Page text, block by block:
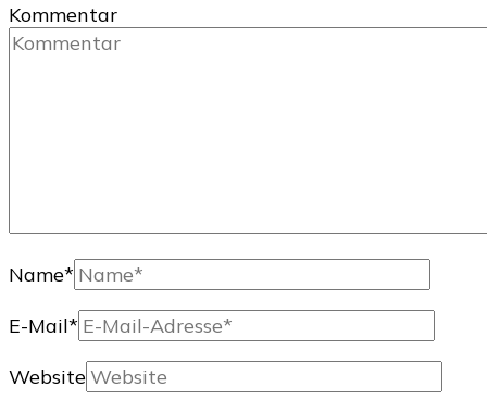
Kommentar
Name*
E-Mail*
Website